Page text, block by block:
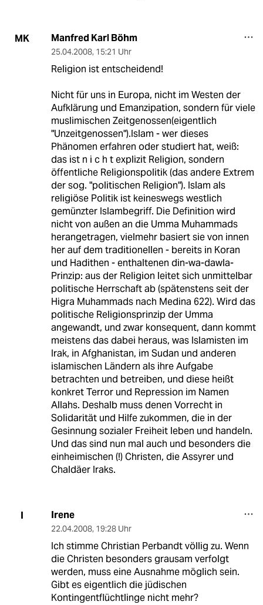
MK Manfred Karl Böhm
25.04.2008, 15:21 Uhr
Religion ist entscheidend!
Nicht für uns in Europa, nicht im Westen der
Aufklärung und Emanzipation, sondern für viele
muslimischen Zeitgenossen(eigentlich
"Unzeitgenossen").Islam - wer dieses
Phänomen erfahren oder studiert hat, weiß:
das ist n i c h t explizit Religion, sondern
öffentliche Religionspolitik (das andere Extrem
der sog. "politischen Religion"). Islam als
religiöse Politik ist keineswegs westlich
gemünzter Islambegriff. Die Definition wird
nicht von außen an die Umma Muhammads
herangetragen, vielmehr basiert sie von innen
her auf dem traditionellen - bereits in Koran
und Hadithen - enthaltenen din-wa-dawla-
Prinzip: aus der Religion leitet sich unmittelbar
politische Herrschaft ab (spätenstens seit der
Higra Muhammads nach Medina 622). Wird das
politische Religionsprinzip der Umma
angewandt, und zwar konsequent, dann kommt
meistens das dabei heraus, was Islamisten im
Irak, in Afghanistan, im Sudan und anderen
islamischen Ländern als ihre Aufgabe
betrachten und betreiben, und diese heißt
konkret Terror und Repression im Namen
Allahs. Deshalb muss denen Vorrecht in
Solidarität und Hilfe zukommen, die in der
Gesinnung sozialer Freiheit leben und handeln.
Und das sind nun mal auch und besonders die
einheimischen (!) Christen, die Assyrer und
Chaldäer Iraks.
I Irene
22.04.2008, 19:28 Uhr
Ich stimme Christian Perbandt völlig zu. Wenn
die Christen besonders grausam verfolgt
werden, muss eine Ausnahme möglich sein.
Gibt es eigentlich die jüdischen
Kontingentflüchtlinge nicht mehr?